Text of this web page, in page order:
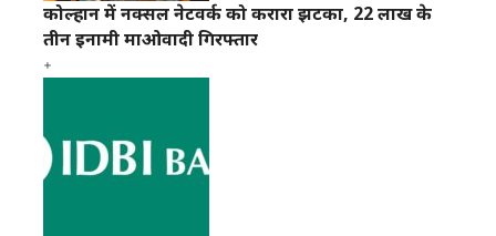
कोल्हान में नक्सल नेटवर्क को करारा झटका, 22 लाख के
तीन इनामी माओवादी गिरफ्तार